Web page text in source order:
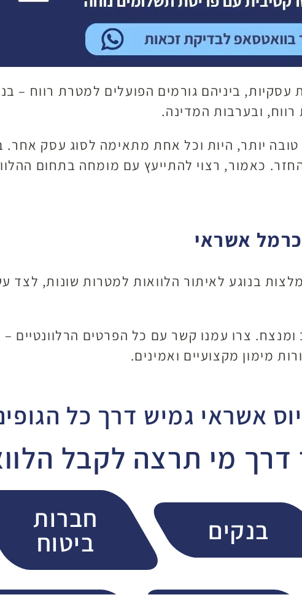
עסקיות, ביניהם גורמים הפועלים למטרת רווח –
ובערבות המדינה.
טובה יותר, היות וכל אחת מתאימה לסוג עסק אחר.
כאמור, רצוי להתייעץ עם מומחה בתחום
כרמל אשראי
בנוגע לאיתור הלוואות למטרות שונות, לצד
ומנצח. צרו עמנו קשר עם כל הפרטים
מימון מקצועיים ואמינים.
אשראי גמיש דרך כל
דרך מי תרצה לקבל
בנקים חברות
ביטוח